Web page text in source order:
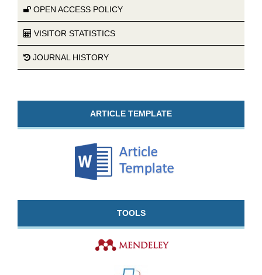
OPEN ACCESS POLICY
VISITOR STATISTICS
JOURNAL HISTORY
ARTICLE TEMPLATE
TOOLS